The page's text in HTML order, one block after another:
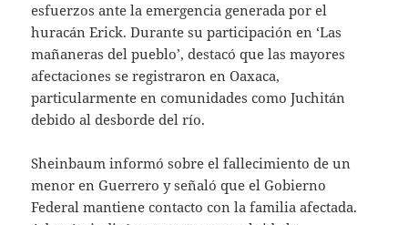
esfuerzos ante la emergencia generada por el
huracán Erick. Durante su participación en ‘Las
mañaneras del pueblo’, destacó que las mayores
afectaciones se registraron en Oaxaca,
particularmente en comunidades como Juchitán
debido al desborde del río.
Sheinbaum informó sobre el fallecimiento de un
menor en Guerrero y señaló que el Gobierno
Federal mantiene contacto con la familia afectada.